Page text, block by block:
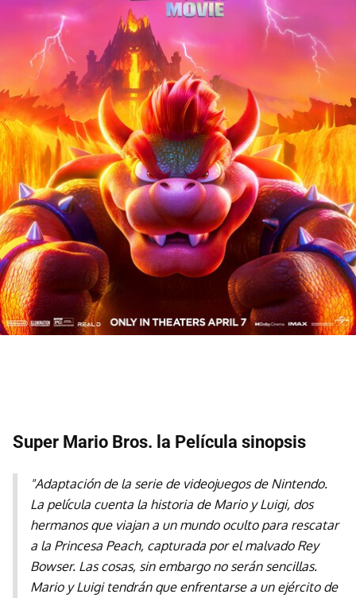
Super Mario Bros. la Película sinopsis
"Adaptación de la serie de videojuegos de Nintendo.
La película cuenta la historia de Mario y Luigi, dos
hermanos que viajan a un mundo oculto para rescatar
a la Princesa Peach, capturada por el malvado Rey
Bowser. Las cosas, sin embargo no serán sencillas.
Mario y Luigi tendrán que enfrentarse a un ejército de